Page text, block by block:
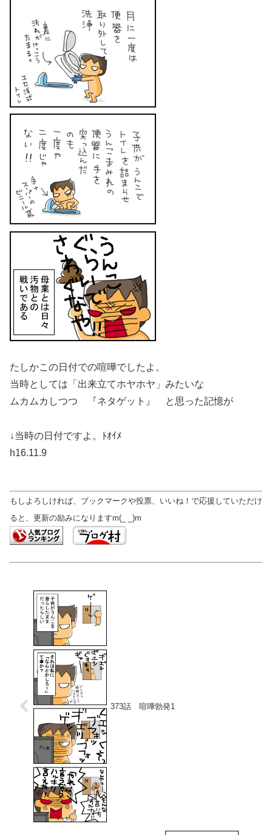
たしかこの日付での喧嘩でしたよ。
当時としては「出来立てホヤホヤ」みたいな
ムカムカしつつ 『ネタゲット』 と思った記憶が
↓当時の日付ですよ。ﾄｵｲﾒ
h16.11.9
もしよろしければ、ブックマークや投票、いいね！で応援していただけ
ると、更新の励みになりますm(_ _)m
373話 喧嘩勃発1